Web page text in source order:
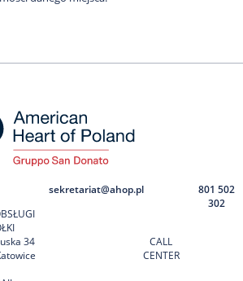
34
sekretariat@ahop.pl
CALL
CENTER
801 502
302